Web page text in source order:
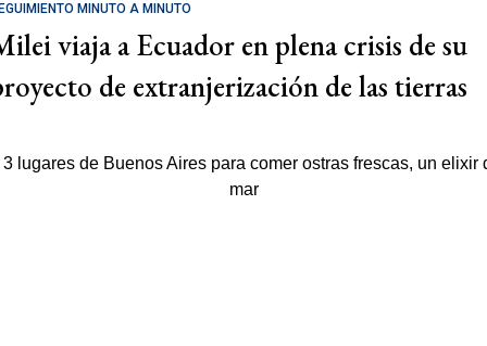
MINUTO A MINUTO
viaja a Ecuador en plena crisis de su
de extranjerización de las tierras